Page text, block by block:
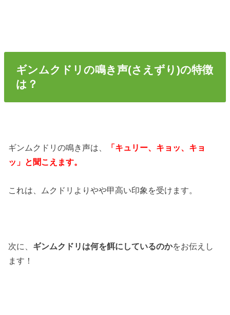
ギンムクドリの鳴き声(さえずり)の特徴
は？
ギンムクドリの鳴き声は、
「キュリー、キョッ、キョ
ッ」と聞こえます。
これは、ムクドリよりやや甲高い印象を受けます。
次に、 ギンムクドリは何を餌にしているのかをお伝えし
ます！